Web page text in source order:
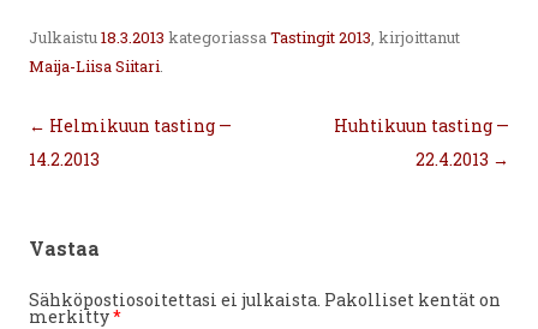
Julkaistu18.3.2013 kategoriassaTastingit 2013, kirjoittanut
Maija-Liisa Siitari.
Artikkelien
selaus
← Helmikuun tasting —
14.2.2013
Huhtikuun tasting —
22.4.2013 →
Vastaa
Sähköpostiosoitettasi ei julkaista. Pakolliset kentät on
merkitty*